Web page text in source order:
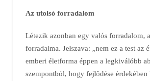
Az utolsó forradalom
Létezik azonban egy valós for­ra­dalom,
forradalma. Jelszava: „nem ez a test az
emberi életforma éppen a legkiválóbb
szempontból, hogy fejlődése ér­de­kében